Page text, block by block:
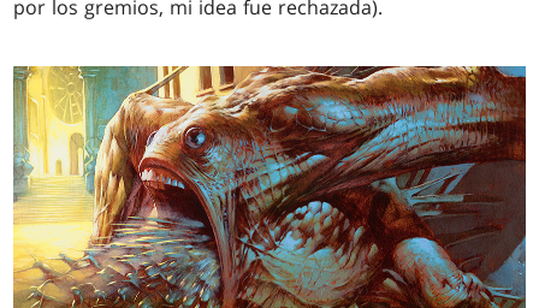
por los gremios, mi idea fue rechazada).